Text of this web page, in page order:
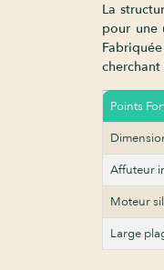
La
pour une
Points
Affuteur
Moteur
Large